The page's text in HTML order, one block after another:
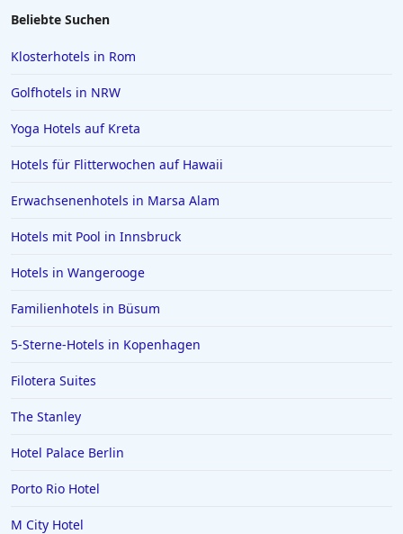
Beliebte Suchen
Klosterhotels in Rom
Golfhotels in NRW
Yoga Hotels auf Kreta
Hotels für Flitterwochen auf Hawaii
Erwachsenenhotels in Marsa Alam
Hotels mit Pool in Innsbruck
Hotels in Wangerooge
Familienhotels in Büsum
5-Sterne-Hotels in Kopenhagen
Filotera Suites
The Stanley
Hotel Palace Berlin
Porto Rio Hotel
M City Hotel